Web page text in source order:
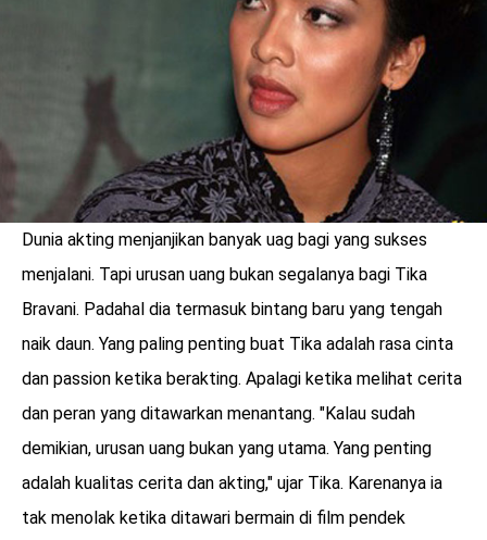
benefit
menarik
Dunia akting menjanjikan banyak uag bagi yang sukses
menjalani. Tapi urusan uang bukan segalanya bagi Tika
Bravani. Padahal dia termasuk bintang baru yang tengah
naik daun. Yang paling penting buat Tika adalah rasa cinta
dan passion ketika berakting. Apalagi ketika melihat cerita
dan peran yang ditawarkan menantang. "Kalau sudah
demikian, urusan uang bukan yang utama. Yang penting
adalah kualitas cerita dan akting," ujar Tika. Karenanya ia
tak menolak ketika ditawari bermain di film pendek